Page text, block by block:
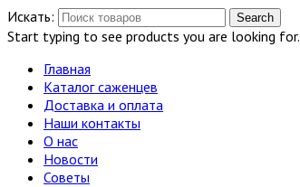
Искать: Search
Start typing to see products you are looking for.
Главная
Каталог саженцев
Доставка и оплата
Наши контакты
О нас
Новости
Советы